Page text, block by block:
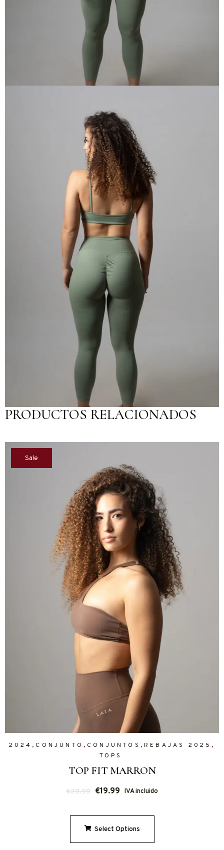
PRODUCTOS RELACIONADOS
Sale
2024 , CONJUNTO , CONJUNTOS , REBAJAS 2025 ,
TOPS
TOP FIT MARRON
€29.99 €19.99 IVA incluido
Select Options